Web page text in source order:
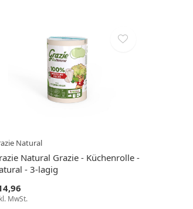
Natural
Natural Grazie - Küchenrolle -
- 3-lagig
MwSt.